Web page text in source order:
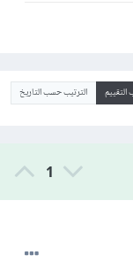
الترتيب حسب التاريخ
1